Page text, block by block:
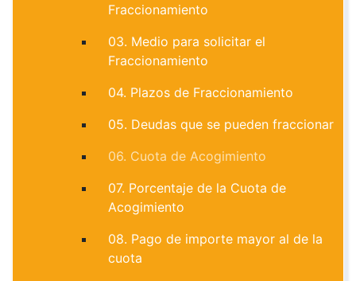
Fraccionamiento
03. Medio para solicitar el
Fraccionamiento
04. Plazos de Fraccionamiento
05. Deudas que se pueden fraccionar
06. Cuota de Acogimiento
07. Porcentaje de la Cuota de
Acogimiento
08. Pago de importe mayor al de la
cuota